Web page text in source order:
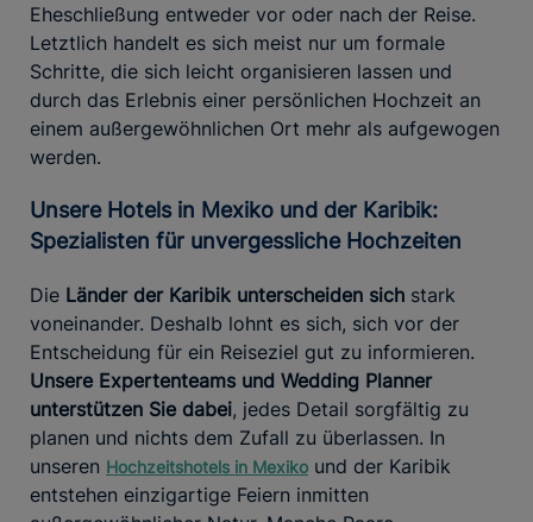
Eheschließung entweder vor oder nach der Reise.
Letztlich handelt es sich meist nur um formale
Schritte, die sich leicht organisieren lassen und
durch das Erlebnis einer persönlichen Hochzeit an
einem außergewöhnlichen Ort mehr als aufgewogen
werden.
Unsere Hotels in Mexiko und der Karibik:
Spezialisten für unvergessliche Hochzeiten
Die Länder der Karibik unterscheiden sich stark
voneinander. Deshalb lohnt es sich, sich vor der
Entscheidung für ein Reiseziel gut zu informieren.
Unsere Expertenteams und Wedding Planner
unterstützen Sie dabei, jedes Detail sorgfältig zu
planen und nichts dem Zufall zu überlassen. In
unseren Hochzeitshotels in Mexiko und der Karibik
entstehen einzigartige Feiern inmitten